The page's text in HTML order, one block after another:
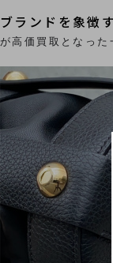
ブランドを象徴
が高価買取となった